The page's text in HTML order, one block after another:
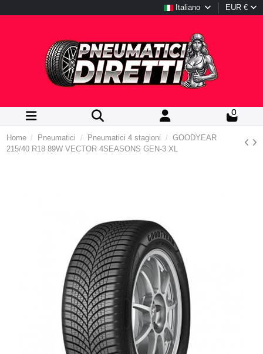
Italiano EUR €
0
Home Pneumatici Pneumatici 4 stagioni
GOODYEAR
215/40 R18 89W VECTOR 4SEASONS GEN-3 XL